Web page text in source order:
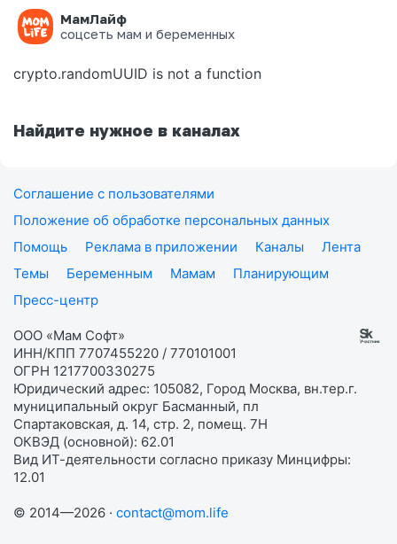
МамЛайф
соцсеть мам и беременных
Ошибка на странице
crypto.randomUUID is not a function
Найдите нужное в каналах
Соглашение с пользователями
Положение об обработке персональных данных
Помощь
Реклама в приложении Каналы
Лента
Темы
Беременным Мамам
Планирующим
Пресс-центр
ООО «Мам Софт»
ИНН/КПП 7707455220 / 770101001
ОГРН 1217700330275
Юридический адрес: 105082, Город Москва, вн.тер.г.
муниципальный округ Басманный, пл
Спартаковская, д. 14, стр. 2, помещ. 7Н
ОКВЭД (основной): 62.01
Вид ИТ-деятельности согласно приказу Минцифры:
12.01
© 2014—2026 · contact@mom.life